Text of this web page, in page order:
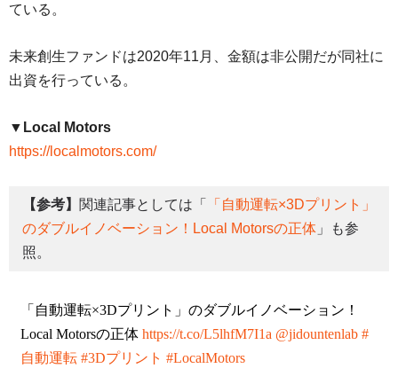
ている。
未来創生ファンドは2020年11月、金額は非公開だが同社に
出資を行っている。
▼Local Motors
https://localmotors.com/
【参考】 関連記事としては「
「自動運転×3Dプリント」
のダブルイノベーション！Local Motorsの正体 」も参
照。
「自動運転×3Dプリント」のダブルイノベーション！
Local Motorsの正体 https://t.co/L5lhfM7I1a @jidountenlab #
自動運転 #3Dプリント #LocalMotors